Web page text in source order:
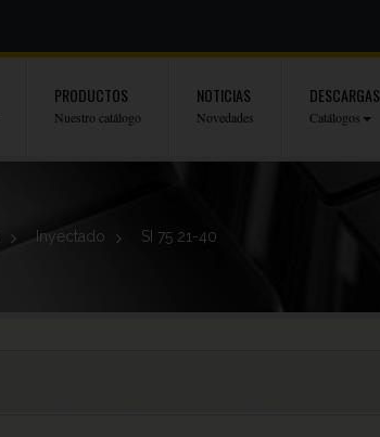
PRODUCTOS
Nuestro catálogo
NOTICIAS
Novedades
DESCARGAS
Catálogos
> Inyectado > SI 75 21-40